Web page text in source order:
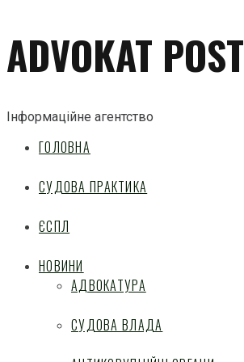
ADVOKAT POST
Інформаційне агентство
ГОЛОВНА
СУДОВА ПРАКТИКА
ЄСПЛ
НОВИНИ
АДВОКАТУРА
СУДОВА ВЛАДА